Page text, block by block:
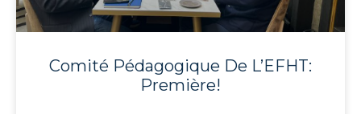
Comité Pédagogique De L’EFHT:
Première!